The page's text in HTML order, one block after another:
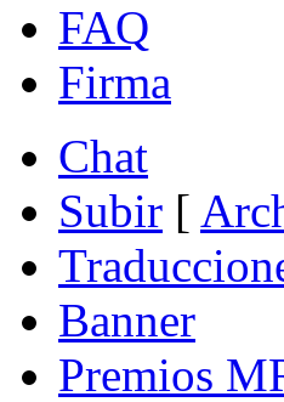
FAQ
Firma
Chat
Subir [
Banner
Premios